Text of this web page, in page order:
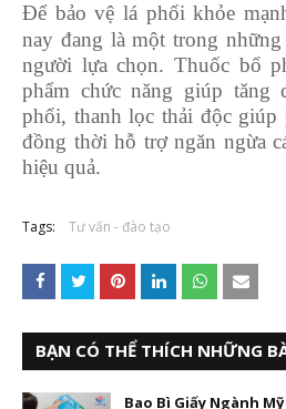
Để bảo vệ lá phổi khỏe
nay đang là một trong
người lựa chọn. Thuốc bổ
phẩm chức năng giúp tăng
phổi, thanh lọc thải độc giúp
đồng thời hỗ trợ ngăn ngừa
hiệu quả.
Tags: Tư vấn - đào tạo
BẠN CÓ THỂ THÍCH NHỮNG
Bao Bì Giấy Ngành